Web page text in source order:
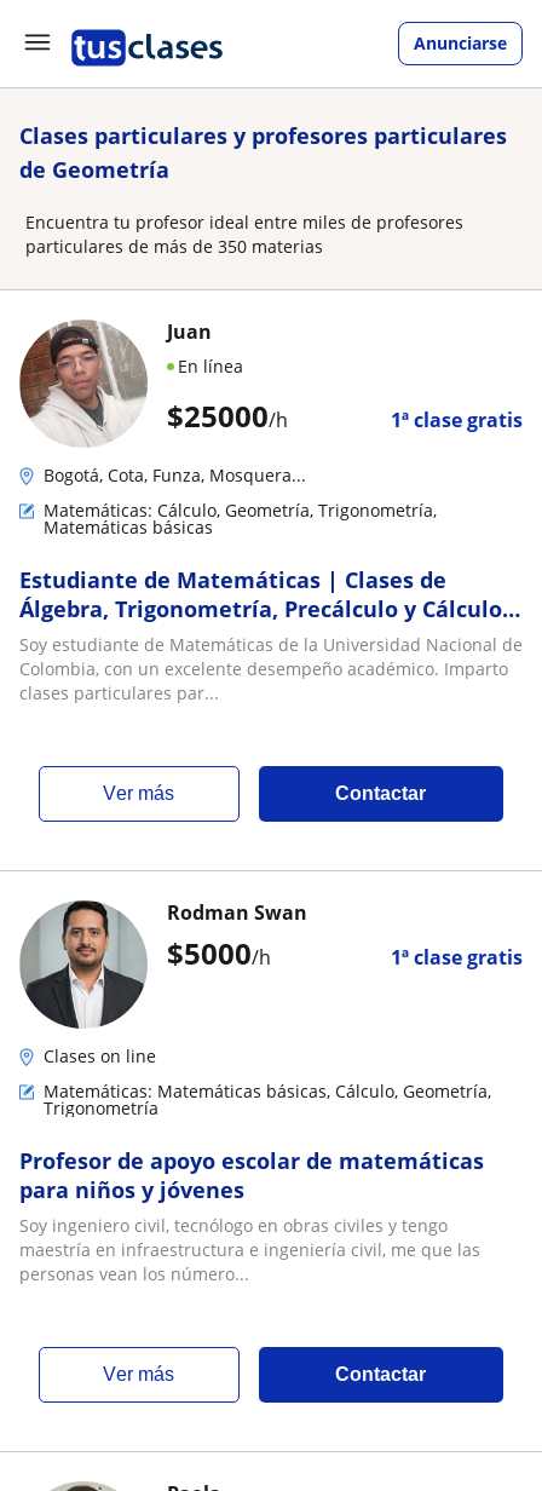
Anunciarse
Clases particulares y profesores particulares
de Geometría
Encuentra tu profesor ideal entre miles de profesores
particulares de más de 350 materias
$25000/h 1ª clase gratis
Juan
En línea
Bogotá, Cota, Funza, Mosquera...
Matemáticas: Cálculo, Geometría, Trigonometría,
Matemáticas básicas
Estudiante de Matemáticas | Clases de
Álgebra, Trigonometría, Precálculo y Cálculo
Diferencial
Soy estudiante de Matemáticas de la Universidad Nacional de
Colombia, con un excelente desempeño académico. Imparto
clases particulares par...
ver más Contactar
$5000/h 1ª clase gratis
Rodman Swan
Clases on line
Matemáticas: Matemáticas básicas, Cálculo, Geometría,
Trigonometría
Profesor de apoyo escolar de matemáticas
para niños y jóvenes
Soy ingeniero civil, tecnólogo en obras civiles y tengo
maestría en infraestructura e ingeniería civil, me que las
personas vean los número...
ver más Contactar